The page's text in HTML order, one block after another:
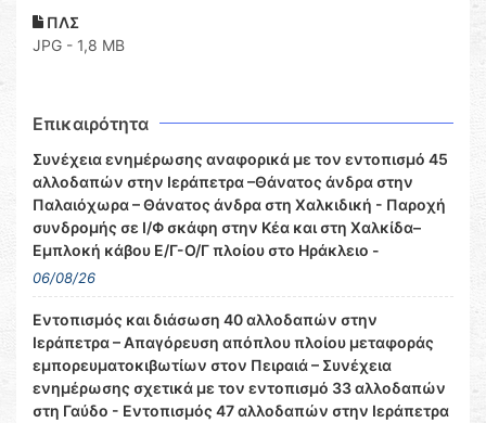
ΠΛΣ
JPG - 1,8 MB
Επικαιρότητα
Συνέχεια ενημέρωσης αναφορικά με τον εντοπισμό 45
αλλοδαπών στην Ιεράπετρα –Θάνατος άνδρα στην
Παλαιόχωρα – Θάνατος άνδρα στη Χαλκιδική - Παροχή
συνδρομής σε Ι/Φ σκάφη στην Κέα και στη Χαλκίδα–
Εμπλοκή κάβου Ε/Γ-Ο/Γ πλοίου στο Ηράκλειο -
06/08/26
Εντοπισμός και διάσωση 40 αλλοδαπών στην
Ιεράπετρα – Απαγόρευση απόπλου πλοίου μεταφοράς
εμπορευματοκιβωτίων στον Πειραιά – Συνέχεια
ενημέρωσης σχετικά με τον εντοπισμό 33 αλλοδαπών
στη Γαύδο - Εντοπισμός 47 αλλοδαπών στην Ιεράπετρα